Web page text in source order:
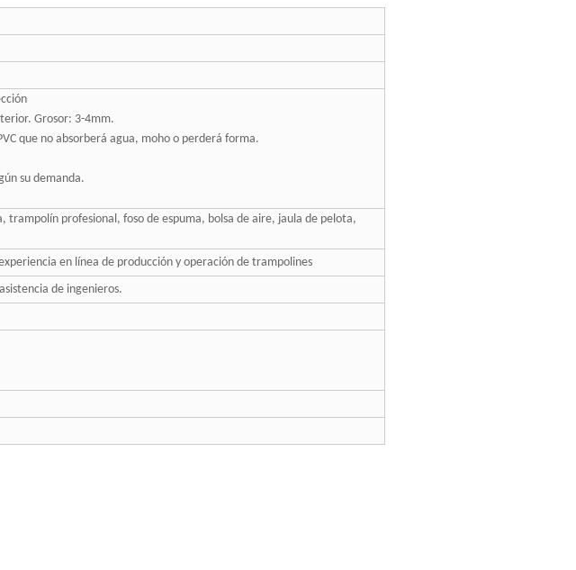
Grosor: 3-4mm.
que no absorberá agua, moho o perderá forma.
su demanda.
profesional, foso de espuma, bolsa de aire, jaula de pelota,
en línea de producción y operación de trampolines
de ingenieros.